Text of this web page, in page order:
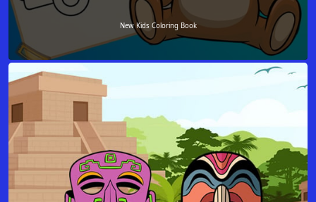
New Kids Coloring Book